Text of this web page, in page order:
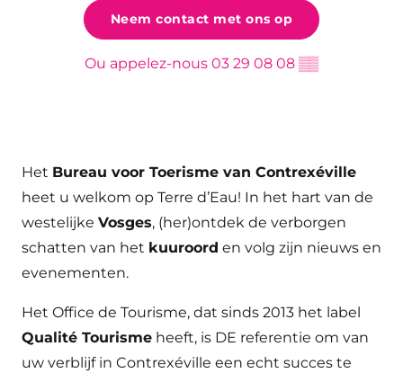
Neem contact met ons op
Ou appelez-nous 03 29 08 08 ▒▒
Het Bureau voor Toerisme van Contrexéville
heet u welkom op Terre d’Eau! In het hart van de
westelijke Vosges, (her)ontdek de verborgen
schatten van het kuuroord en volg zijn nieuws en
evenementen.
Het Office de Tourisme, dat sinds 2013 het label
Qualité Tourisme heeft, is DE referentie om van
uw verblijf in Contrexéville een echt succes te